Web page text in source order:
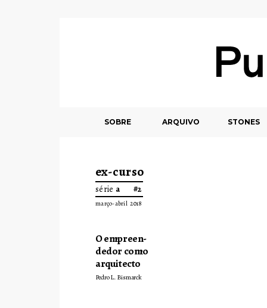
SOBRE ARQUIVO STONES
ex-curso
série a #2
março-abril 2018
Oempreen-
dedorcomo
arquitecto
Pedro L. Bismarck